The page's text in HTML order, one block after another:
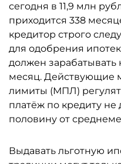
сегодня в 11,9 млн
приходится 338
кредитор строго
для одобрения
должен зарабатывать
месяц. Действующие
лимиты (МПЛ)
платёж по кредиту
половину от
Выдавать льготную